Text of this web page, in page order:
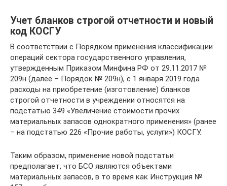
Учет бланков строгой отчетности и новый
код КОСГУ
В соответствии с Порядком применения классификации
операций сектора государственного управления,
утвержденным Приказом Минфина РФ от 29.11.2017 №
209н (далее – Порядок № 209н), с 1 января 2019 года
расходы на приобретение (изготовление) бланков
строгой отчетности в учреждении относятся на
подстатью 349 «Увеличение стоимости прочих
материальных запасов однократного применения» (ранее
– на подстатью 226 «Прочие работы, услуги») КОСГУ.
Таким образом, применение новой подстатьи
предполагает, что БСО являются объектами
материальных запасов, в то время как Инструкция №